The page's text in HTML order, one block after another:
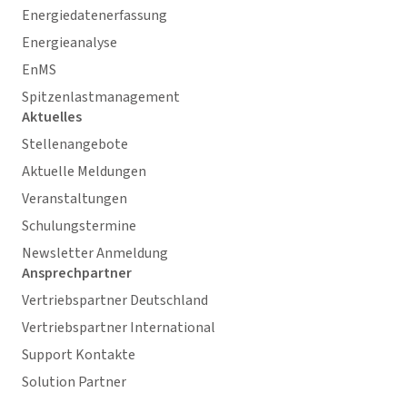
Energiedatenerfassung
Energieanalyse
EnMS
Spitzenlastmanagement
Aktuelles
Stellenangebote
Aktuelle Meldungen
Veranstaltungen
Schulungstermine
Newsletter Anmeldung
Ansprechpartner
Vertriebspartner Deutschland
Vertriebspartner International
Support Kontakte
Solution Partner